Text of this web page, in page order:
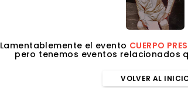
Lamentablemente el evento CUERPO
pero tenemos eventos relacionados
VOLVER AL